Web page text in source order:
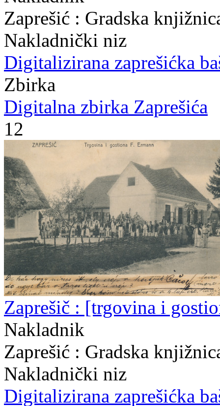
Zaprešić : Gradska
Nakladnički niz
Digitalizirana zaprešićka
Zbirka
Digitalna zbirka Zaprešića
12
Zaprešič : [trgovina i
Nakladnik
Zaprešić : Gradska
Nakladnički niz
Digitalizirana zaprešićka